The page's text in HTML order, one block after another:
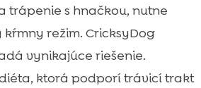
trápenie s hnačkou, nutne
režim. CricksyDog
vynikajúce riešenie.
ktorá podporí trávicí trakt